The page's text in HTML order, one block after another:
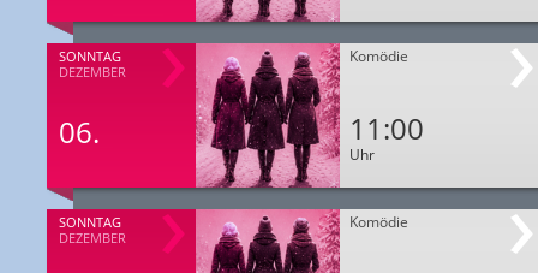
SONNTAG
DEZEMBER
06.
Komödie
11:00
Uhr
SONNTAG
DEZEMBER
Komödie